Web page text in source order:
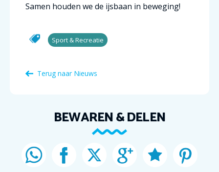
Samen houden we de ijsbaan in beweging!
Sport & Recreatie
Terug naar Nieuws
BEWAREN & DELEN